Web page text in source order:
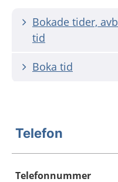
Bokade tider,
tid
Boka tid
Telefon
Telefonnummer